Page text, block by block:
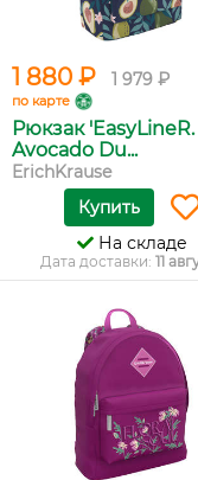
1 880 ₽ 1 979 ₽
по карте
Рюкзак 'EasyLineR.
Avocado Du...
ErichKrause
Купить
На складе
Дата доставки: 11